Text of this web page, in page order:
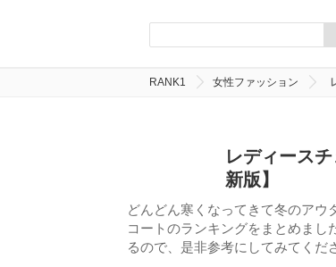
RANK1 女性ファッション
レディース
新版】
どんどん寒くなってきて冬のア
コートのランキングをまとめま
るので、是非参考にしてみてくだ